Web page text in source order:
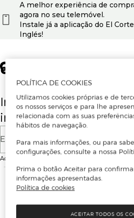
Insira o seu email para
iniciar sessão.
E-mail
Ao continuar, aceitas as
A melhor experiência de
agora no seu telemóvel.
Instale já a aplicação do El Corte
Inglés!
POLÍTICA DE COOKIES
Utilizamos cookies próprias e de
os nossos serviços e para lhe
relacionada com as suas
hábitos de navegação.
Para mais informações, ou para
configurações, consulte a nossa
Prima o botão Aceitar para
informações apresentadas.
Política de cookies
ACEITAR TODOS OS